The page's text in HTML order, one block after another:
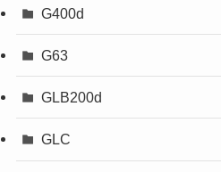
G400d
G63
GLB200d
GLC